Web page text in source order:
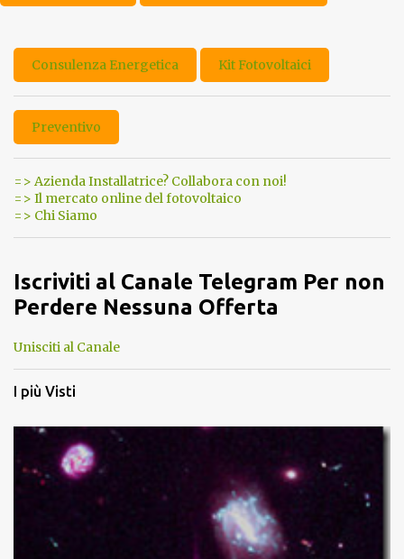
Consulenza Energetica Kit Fotovoltaici
Preventivo
=> Azienda Installatrice? Collabora con noi!
=> Il mercato online del fotovoltaico
=> Chi Siamo
Iscriviti al Canale Telegram Per non
Perdere Nessuna Offerta
Unisciti al Canale
I più Visti